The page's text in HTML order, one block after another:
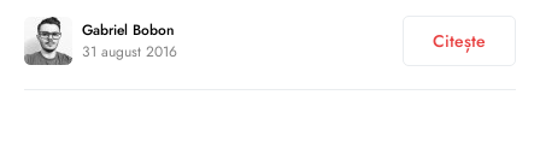
Gabriel Bobon
31 august 2016
Citește